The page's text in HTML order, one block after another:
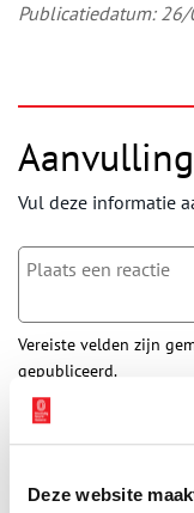
Deze website
Publicatiedatum:
Vul deze informatie
Vereiste velden zijn
gepubliceerd.
Naam
E-mail *